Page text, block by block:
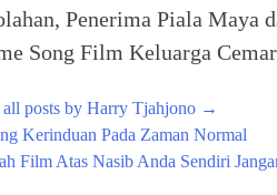
Penerima Piala Maya
Song Film Keluarga
posts by Harry Tjahjono →
Kerinduan Pada Zaman Normal
Film Atas Nasib Anda Sendiri